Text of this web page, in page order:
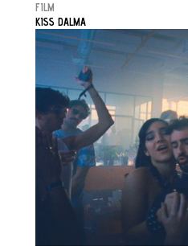
FILM
KISS DALMA